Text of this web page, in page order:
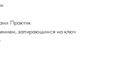
Практик
запирающимся на ключ